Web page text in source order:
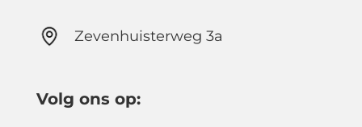
Zevenhuisterweg 3a
Volg ons op: